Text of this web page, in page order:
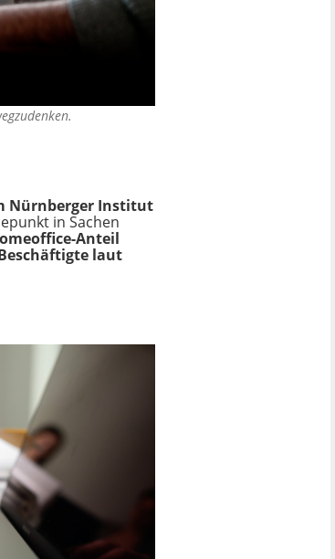
Nürnberger Institut
in Sachen
Anteil
laut